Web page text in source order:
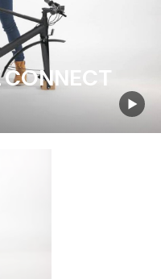
CONNECT